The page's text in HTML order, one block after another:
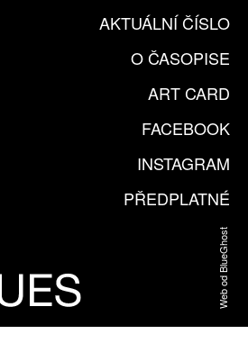
AKTUÁLNÍ ČÍSLO
O ČASOPISE
ART CARD
FACEBOOK
INSTAGRAM
PŘEDPLATNÉ
Web od BlueGhost